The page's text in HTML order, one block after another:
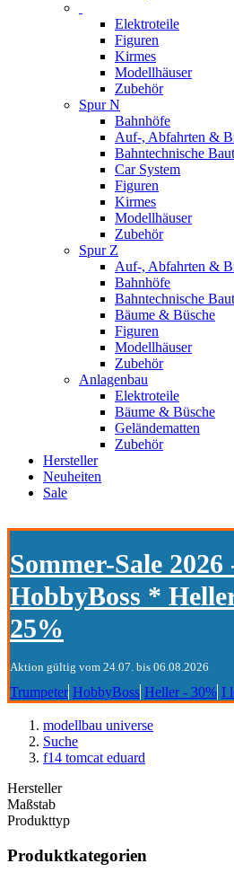
Elektroteile
Figuren
Kirmes
Modellhäuser
Zubehör
Spur N
Bahnhöfe
Auf-, Abfahrten &
Bahntechnische
Car System
Figuren
Kirmes
Modellhäuser
Zubehör
Spur Z
Auf-, Abfahrten &
Bahnhöfe
Bahntechnische
Bäume & Büsche
Figuren
Modellhäuser
Zubehör
Anlagenbau
Elektroteile
Bäume & Büsche
Geländematten
Zubehör
Hersteller
Neuheiten
Sale
Sommer-Sale
HobbyBoss *
25%
Aktion gültig vom 24.07. bis 06.08.2026
Trumpeter HobbyBoss Heller - 30% I
modellbau universe
Suche
f14 tomcat eduard
Hersteller
Maßstab
Produkttyp
Produktkategorien